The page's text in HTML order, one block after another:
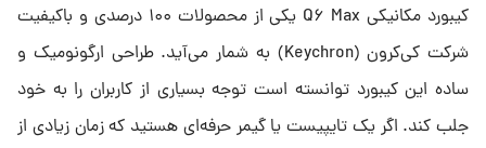
کیبورد مکانیکی Q۶ Max یکی از محصولات ۱۰۰ درصدی و باکیفیت
شرکت کی‌کرون (Keychron) به شمار می‌آید. طراحی ارگونومیک و
ساده این کیبورد توانسته است توجه بسیاری از کاربران را به خود
جلب کند. اگر یک تایپیست یا گیمر حرفه‌ای هستید که زمان زیادی از